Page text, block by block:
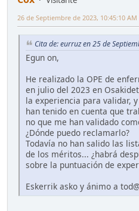
26 de Septiembre de 2023, 10:45:10 AM
Cita de: eurruz en 25 de
Egun on,
He realizado la OPE de
en julio del 2023 en
la experiencia para validar,
han tenido en cuenta que
no que me han validado
¿Dónde puedo reclamarlo?
Todavía no han salido las
de los méritos... ¿habrá
sobre la puntuación de
Eskerrik asko y ánimo a